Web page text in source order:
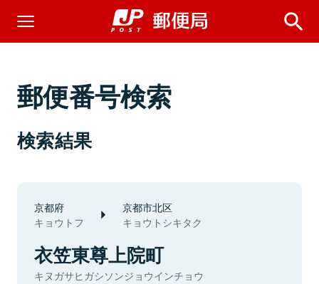
郵便番号検索
検索結果
京都府
キョウトフ
京都市北区
キョウトシキタク
衣笠東尊上院町
キヌガサヒガシソンジョウインチョウ